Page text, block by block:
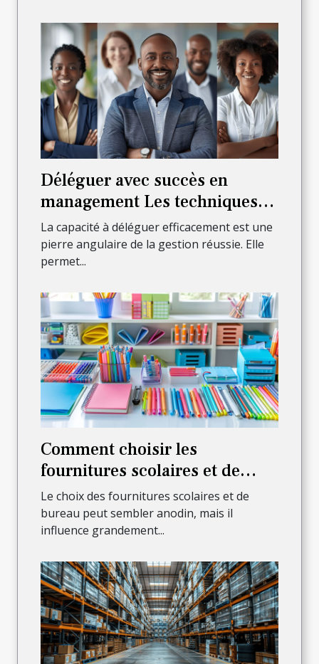
Déléguer avec succès en
management Les techniques
clés pour renforcer
l'autonomie et les
performances de votre équipe
La capacité à déléguer efficacement est une
pierre angulaire de la gestion réussie. Elle
permet...
Comment choisir les
fournitures scolaires et de
bureau adaptées à vos besoins
Le choix des fournitures scolaires et de
bureau peut sembler anodin, mais il
influence grandement...